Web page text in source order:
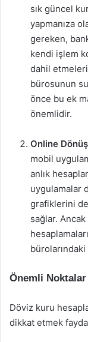
sık güncel
yapmanıza
gereken,
kendi işlem
dahil
bürosunun
önce bu ek
önemlidir.
Online
mobil
anlık
uygulamalar
grafiklerini
sağlar.
Önemli Noktalar
Döviz kuru
dikkat etmek